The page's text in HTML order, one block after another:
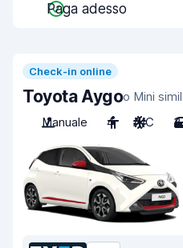
Paga adesso
Check-in online
Toyota Aygoo Mini
Manuale
4 A/C 3